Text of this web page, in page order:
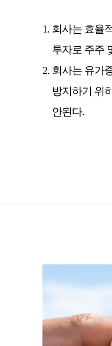
회사는 효율
투자로 주주
회사는 유가
방지하기 위
안된다.